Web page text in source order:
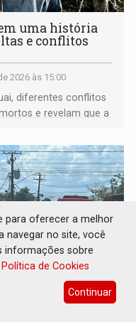
uma história
e conflitos
2026 às 15:00
diferentes conflitos
e revelam que a
para oferecer a melhor
navegar no site, você
informações sobre
Política de Cookies
Continuar